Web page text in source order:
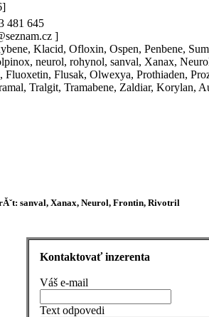
481 645
]
Klacid, Ofloxin, Ospen, Penbene,
neurol, rohynol, sanval, Xanax,
Fluoxetin, Flusak, Olwexya, Prothiaden,
Tralgit, Tramabene, Zaldiar, Korylan,
sanval, Xanax, Neurol, Frontin, Rivotril
Kontaktovať inzerenta
Váš e-mail
Text odpovedi